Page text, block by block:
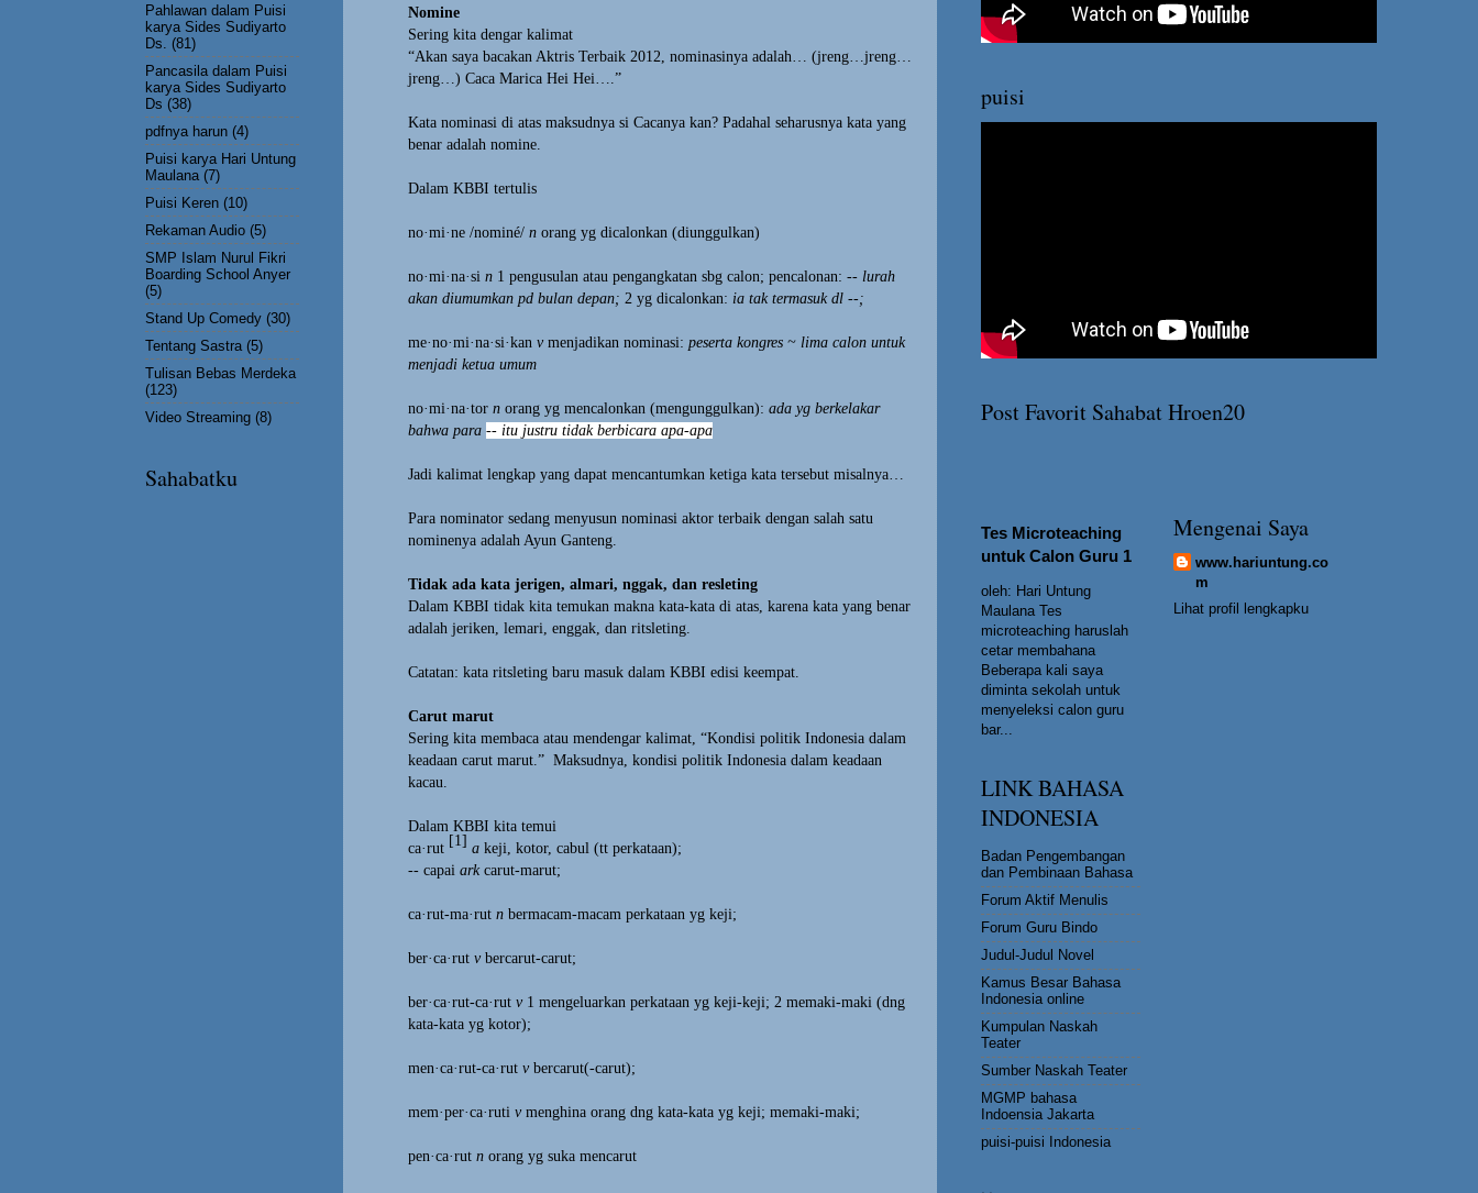
Nomine
Sering kita dengar kalimat
“Akan saya bacakan Aktris Terbaik 2012, nominasinya adalah… (jreng…jreng…
jreng…) Caca Marica Hei Hei….”
Kata nominasi di atas maksudnya si Cacanya kan? Padahal seharusnya kata yang
benar adalah nomine.
Dalam KBBI tertulis
no·mi·ne/nominé/ norang yg dicalonkan (diunggulkan)
no·mi·na·si n 1 pengusulan atau pengangkatan sbg calon; pencalonan: -- lurah
akan diumumkan pd bulan depan; 2 yg dicalonkan: ia tak termasuk dl --;
me·no·mi·na·si·kan vmenjadikan nominasi: peserta kongres ~ lima calon untuk
menjadi ketua umum
no·mi·na·tor norang yg mencalonkan (mengunggulkan): ada yg berkelakar
bahwa para -- itu justru tidak berbicara apa-apa
Jadi kalimat lengkap yang dapat mencantumkan ketiga kata tersebut misalnya…
Para nominator sedang menyusun nominasi aktor terbaik dengan salah satu
nominenya adalah Ayun Ganteng.
Tidak ada kata jerigen, almari, nggak, dan resleting
Dalam KBBI tidak kita temukan makna kata-kata di atas, karena kata yang benar
adalah jeriken, lemari, enggak, dan ritsleting.
Catatan: kata ritsleting baru masuk dalam KBBI edisi keempat.
Carut marut
Sering kita membaca atau mendengar kalimat, “Kondisi politik Indonesia dalam
keadaan carut marut.” Maksudnya, kondisi politik Indonesia dalam keadaan
kacau.
Dalam KBBI kita temui
ca·rut [1] akeji, kotor, cabul (tt perkataan);
-- capai arkcarut-marut;
ca·rut-ma·rut nbermacam-macam perkataan yg keji;
ber·ca·rut vbercarut-carut;
ber·ca·rut-ca·rut v 1 mengeluarkan perkataan yg keji-keji; 2 memaki-maki (dng
kata-kata yg kotor);
men·ca·rut-ca·rut vbercarut(-carut);
mem·per·ca·ruti vmenghina orang dng kata-kata yg keji; memaki-maki;
pen·ca·rut norang yg suka mencarut
Pahlawan dalam Puisi
karya Sides Sudiyarto
Ds. (81)
Pancasila dalam Puisi
karya Sides Sudiyarto
Ds (38)
pdfnya harun (4)
Puisi karya Hari Untung
Maulana (7)
Puisi Keren (10)
Rekaman Audio (5)
SMP Islam Nurul Fikri
Boarding School Anyer
(5)
Stand Up Comedy (30)
Tentang Sastra (5)
Tulisan Bebas Merdeka
(123)
Video Streaming (8)
Sahabatku
puisi
Post Favorit Sahabat Hroen20
Tes Microteaching
untuk Calon Guru 1
oleh: Hari Untung
Maulana Tes
microteaching haruslah
cetar membahana
Beberapa kali saya
diminta sekolah untuk
menyeleksi calon guru
bar...
LINK BAHASA
INDONESIA
Badan Pengembangan
dan Pembinaan Bahasa
Forum Aktif Menulis
Forum Guru Bindo
Judul-Judul Novel
Kamus Besar Bahasa
Indonesia online
Kumpulan Naskah
Teater
Sumber Naskah Teater
MGMP bahasa
Indoensia Jakarta
puisi-puisi Indonesia
Mengenai Saya
www.hariuntung.co
m
Lihat profil lengkapku